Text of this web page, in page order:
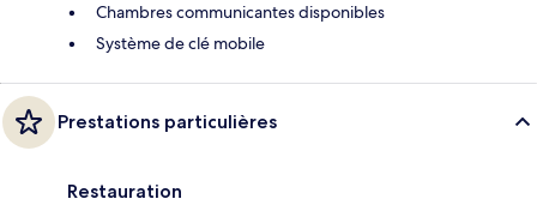
Chambres communicantes disponibles
Système de clé mobile
Prestations particulières
Restauration